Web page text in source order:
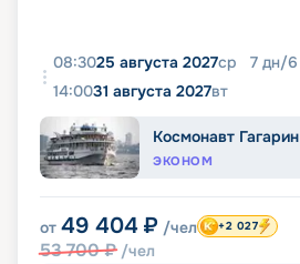
08:3025 августа 2027ср 7 дн/6
14:0031 августа 2027вт
Космонавт Гагарин
ЭКОНОМ
от 49 404 ₽ /чел
53 700₽ /чел
+2 027